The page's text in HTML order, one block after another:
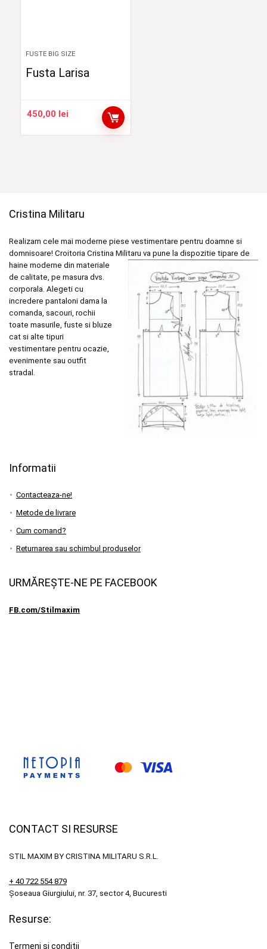
FUSTE BIG SIZE
Fusta Larisa
450,00 lei
Cristina Militaru
Realizam cele mai moderne piese vestimentare pentru doamne si
domnisoare! Croitoria Cristina Militaru va pune la dispozitie tipare de
haine moderne din materiale
de calitate, pe masura dvs.
corporala. Alegeti cu
incredere pantaloni dama la
comanda, sacouri, rochii
toate masurile, fuste si bluze
cat si alte tipuri
vestimentare pentru ocazie,
evenimente sau outfit
stradal.
Informatii
Contacteaza-ne!
Metode de livrare
Cum comand?
Returnarea sau schimbul produselor
URMĂREȘTE-NE PE FACEBOOK
FB.com/Stilmaxim
CONTACT SI RESURSE
STIL MAXIM BY CRISTINA MILITARU S.R.L.
+ 40 722 554 879
Șoseaua Giurgiului, nr. 37, sector 4, Bucuresti
Resurse:
Termeni si conditii